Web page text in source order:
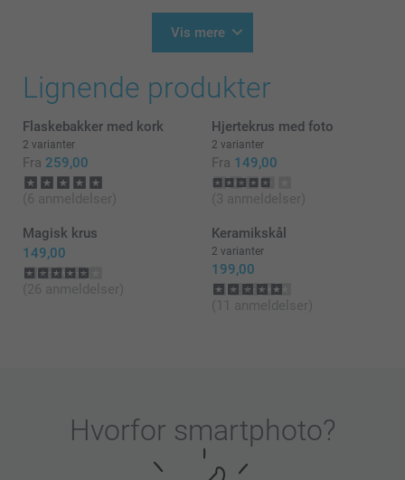
https://www.smartphoto.dk/kontakt
Varme hilsner
Kirsi @smartphoto
Tusind tak for din anmeldelse 😊
sætter vi stor pris på!
Du er meget velkommen igen 👍
Varme hilsner
Zeinab @smartphoto
Vis mere
Lignende produkter
Flaskebakker med kork
2 varianter
Fra 259,00
(6 anmeldelser)
Hjertekrus med foto
2 varianter
Fra 149,00
(3 anmeldelser)
Magisk krus
149,00
(26 anmeldelser)
Keramikskål
2 varianter
199,00
(11 anmeldelser)
Hvorfor smartphoto?